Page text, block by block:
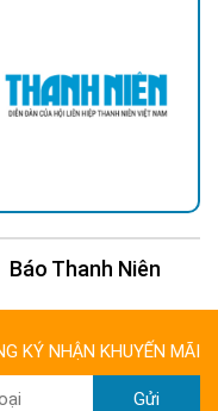
Báo Thanh Niên
KÝ NHẬN KHUYẾN MÃI
Gửi